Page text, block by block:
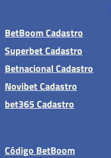
BetBoom Cadastro
Superbet Cadastro
Betnacional Cadastro
Novibet Cadastro
bet365 Cadastro
Código BetBoom